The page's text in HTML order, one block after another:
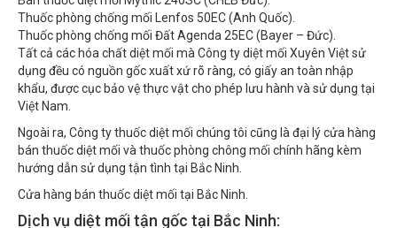
Thuốc phòng chống mối Lenfos 50EC (Anh Quốc).
Thuốc phòng chống mối Đất Agenda 25EC (Bayer – Đức).
Tất cả các hóa chất diệt mối mà Công ty diệt mối Xuyên Việt sử
dụng đều có nguồn gốc xuất xứ rõ ràng, có giấy an toàn nhập
khẩu, được cục bảo vệ thực vật cho phép lưu hành và sử dụng tại
Việt Nam.
Ngoài ra, Công ty thuốc diệt mối chúng tôi cũng là đại lý cửa hàng
bán thuốc diệt mối và thuốc phòng chông mối chính hãng kèm
hướng dẫn sử dụng tận tình tại Bắc Ninh.
Cửa hàng bán thuốc diệt mối tại Bắc Ninh.
Dịch vụ diệt mối tận gốc tại Bắc Ninh: